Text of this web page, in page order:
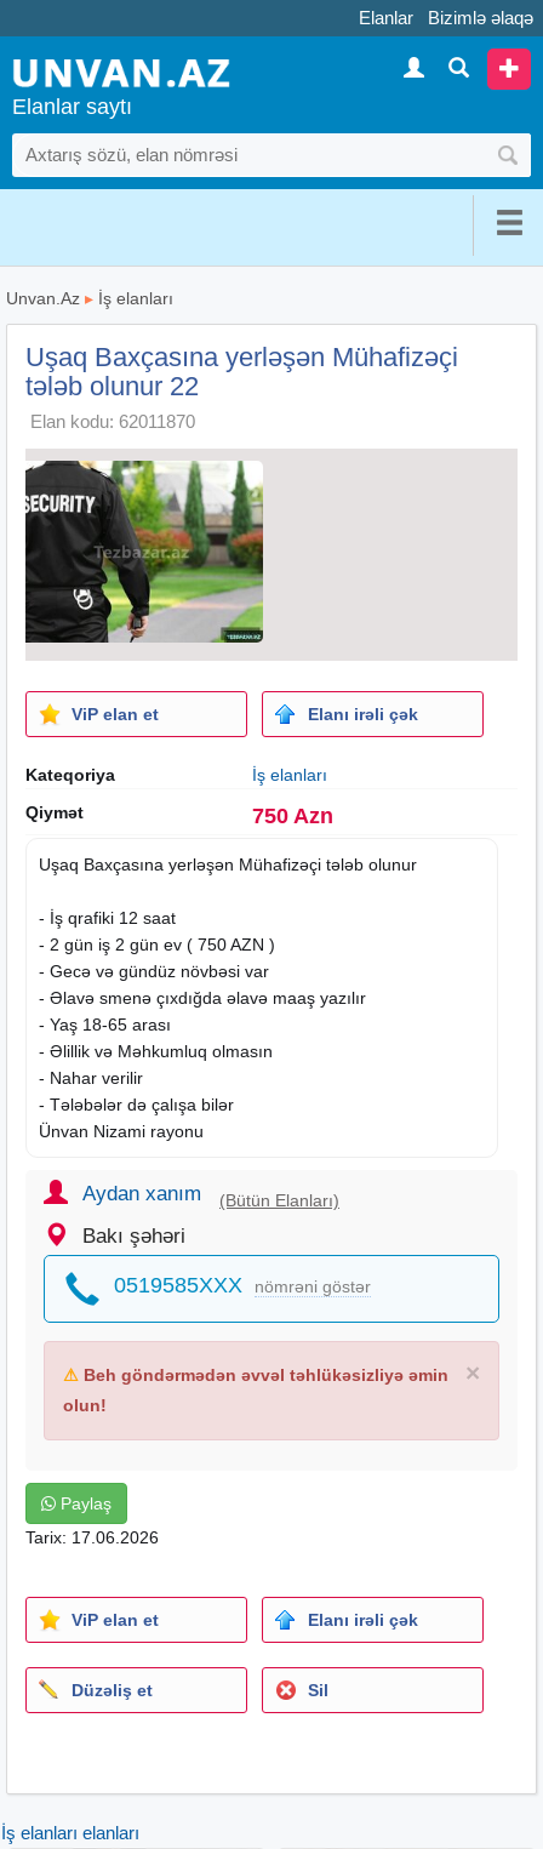
Elanlar Bizimlə əlaqə
Elanlar saytı
Unvan.Az ▸ İş elanları
Uşaq Baxçasına yerləşən Mühafizəçi
tələb olunur 22
Elan kodu: 62011870
ViP elan et Elanı irəli çək
Kateqoriya
İş elanları
Qiymət
750 Azn
Uşaq Baxçasına yerləşən Mühafizəçi tələb olunur
- İş qrafiki 12 saat
- 2 gün iş 2 gün ev ( 750 AZN )
- Gecə və gündüz növbəsi var
- Əlavə smenə çıxdığda əlavə maaş yazılır
- Yaş 18-65 arası
- Əlillik və Məhkumluq olmasın
- Nahar verilir
- Tələbələr də çalışa bilər
Ünvan Nizami rayonu
Aydan xanım (Bütün Elanları)
Bakı şəhəri
0519585XXX nömrəni göstər
×
⚠ Beh göndərmədən əvvəl təhlükəsizliyə əmin
olun!
Paylaş
Tarix: 17.06.2026
ViP elan et Elanı irəli çək
Düzəliş et Sil
İş elanları elanları